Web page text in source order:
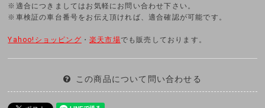
※適合につきましてはお気軽にお問い合わせ下さい。
※車検証の車台番号をお伝え頂ければ、適合確認が可能です。
Yahoo!ショッピング ・楽天市場でも販売しております。
この商品について問い合わせる